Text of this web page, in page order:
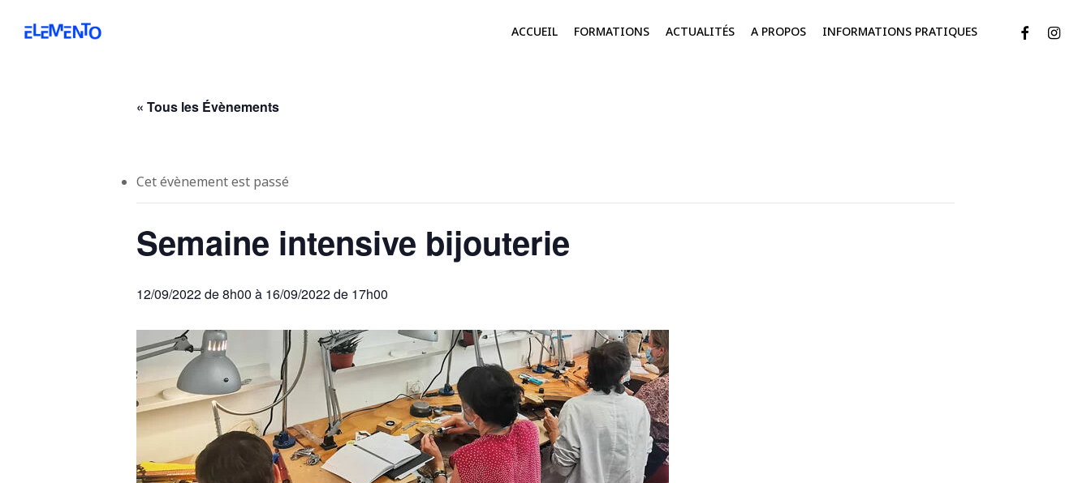
ACCUEIL FORMATIONS ACTUALITÉS A PROPOS INFORMATIONS PRATIQUES FACEBOOK
« Tous les Évènements
Cet évènement est passé
Semaine intensive bijouterie
12/09/2022 de 8h00 à 16/09/2022 de 17h00